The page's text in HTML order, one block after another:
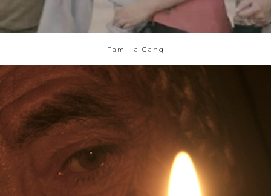
Familia Gang